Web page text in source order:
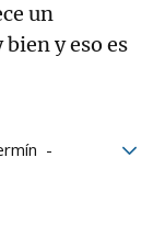
un
y eso es